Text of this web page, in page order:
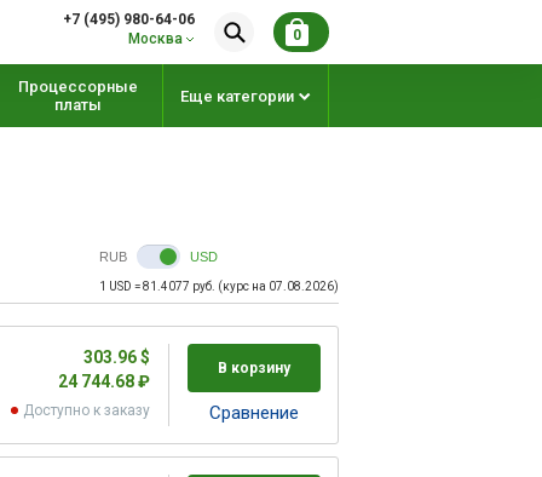
+7 (495) 980-64-06
Москва
0
Процессорные
платы
Еще категории
RUB USD
1 USD = 81.4077 руб. (курс на 07.08.2026)
303.96 $
24 744.68 ₽
Доступно к заказу
В корзину
Cравнение